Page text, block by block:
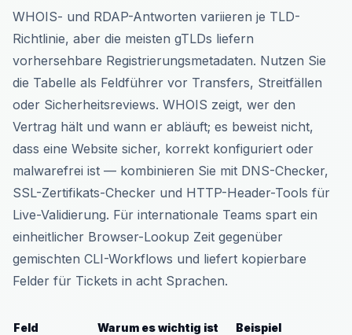
WHOIS- und RDAP-Antworten variieren je TLD-
Richtlinie, aber die meisten gTLDs liefern
vorhersehbare Registrierungsmetadaten. Nutzen Sie
die Tabelle als Feldführer vor Transfers, Streitfällen
oder Sicherheitsreviews. WHOIS zeigt, wer den
Vertrag hält und wann er abläuft; es beweist nicht,
dass eine Website sicher, korrekt konfiguriert oder
malwarefrei ist — kombinieren Sie mit DNS-Checker,
SSL-Zertifikats-Checker und HTTP-Header-Tools für
Live-Validierung. Für internationale Teams spart ein
einheitlicher Browser-Lookup Zeit gegenüber
gemischten CLI-Workflows und liefert kopierbare
Felder für Tickets in acht Sprachen.
Feld Warum es wichtig ist Beispiel